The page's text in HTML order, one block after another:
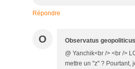
Répondre
O Observatus geopoliticus
@ Yanchik<br /> <br />
mettre un "z" ? Pourtant,